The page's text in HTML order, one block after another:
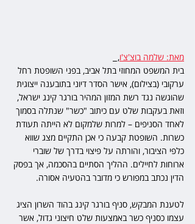
מאת: שלמה בוצ'צ'ו,
בית המשפט המחוזי בתל אביב, בפני השופטת רחל
ערקובי (בצילום), אישר הסדר דיוני בתובענה ייצוגית
שהוגשה נגד רשת המזון המהיר בורגר קינג ישראל,
וזאת בעקבות שלט עם כיתוב "כשר" שנתלה בסמוך
לאחד הסניפים – למרות שלמקום לא הייתה תעודת
כשרות. השופטת קבעה כי אכן התקיים מצג שווא
כלפי הציבור, והורתה על פיצוי בדרך של שוברי
ארוחות לחיילים. ההליך הסתיים בהסכמה, אך בפסק
הדין נכתב במפורש כי מדובר בהטעיה אסורה.
לטענת המבקש, סניף בורגר קינג בהוד השרון הציג
עצמו כסניף כשר באמצעות שלט חיצוני גדול, אשר